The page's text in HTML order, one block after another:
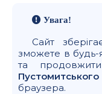
Увага!
Сайт
зможете в будь-
та
браузера.